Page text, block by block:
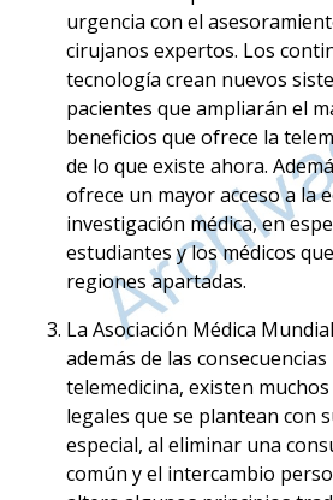
urgencia con el
cirujanos expertos. Los
tecnología crean nuevos
pacientes que ampliarán el
beneficios que ofrece la
de lo que existe ahora.
ofrece un mayor acceso a la
investigación médica, en
estudiantes y los médicos
regiones apartadas.
La Asociación Médica
además de las
telemedicina, existen
legales que se plantean con
especial, al eliminar una
común y el intercambio